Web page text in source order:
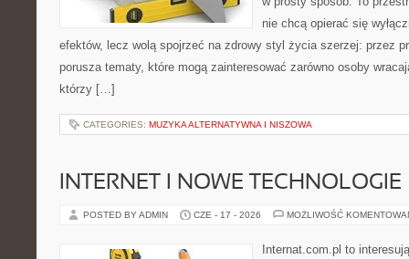
nie chcą opierać się
efektów, lecz wolą spojrzeć na zdrowy styl życia szerzej: przez
porusza tematy, które mogą zainteresować zarówno osoby
którzy […]
CATEGORIES: MUZYKA ALTERNATYWNA I NISZOWA
INTERNET I NOWE TECHNOLOGIE
POSTED BY ADMIN CZE - 17 - 2026 MOŻLIWOŚĆ
Internat.com.pl to